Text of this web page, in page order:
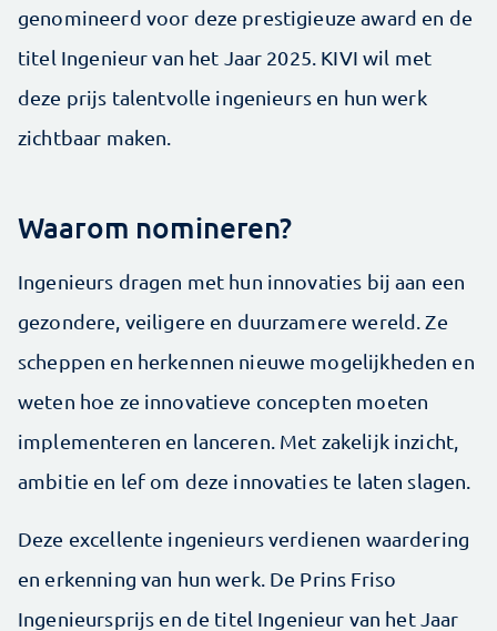
genomineerd voor deze prestigieuze award en de
titel Ingenieur van het Jaar 2025. KIVI wil met
deze prijs talentvolle ingenieurs en hun werk
zichtbaar maken.
Waarom nomineren?
Ingenieurs dragen met hun innovaties bij aan een
gezondere, veiligere en duurzamere wereld. Ze
scheppen en herkennen nieuwe mogelijkheden en
weten hoe ze innovatieve concepten moeten
implementeren en lanceren. Met zakelijk inzicht,
ambitie en lef om deze innovaties te laten slagen.
Deze excellente ingenieurs verdienen waardering
en erkenning van hun werk. De Prins Friso
Ingenieursprijs en de titel Ingenieur van het Jaar